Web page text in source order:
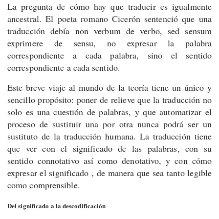
La pregunta de cómo hay que traducir es igualmente
ancestral. El poeta romano Cicerón sentenció que una
traducción debía non verbum de verbo, sed sensum
exprimere de sensu, no expresar la palabra
correspondiente a cada palabra, sino el sentido
correspondiente a cada sentido.
Este breve viaje al mundo de la teoría tiene un único y
sencillo propósito: poner de relieve que la traducción no
solo es una cuestión de palabras, y que automatizar el
proceso de sustituir una por otra nunca podrá ser un
sustituto de la traducción humana. La traducción tiene
que ver con el significado de las palabras, con su
sentido connotativo así como denotativo, y con cómo
expresar el significado , de manera que sea tanto legible
como comprensible.
Del significado a la descodificación